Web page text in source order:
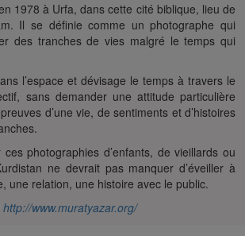
1978 à Urfa, dans cette cité biblique, lieu de
Il se définie comme un photographe qui
des tranches de vies malgré le temps qui
l’espace et dévisage le temps à travers le
sans demander une attitude particulière
d’une vie, de sentiments et d’histoires
photographies d’enfants, de vieillards ou
ne devrait pas manquer d’éveiller à
une relation, une histoire avec le public.
http://www.muratyazar.org/